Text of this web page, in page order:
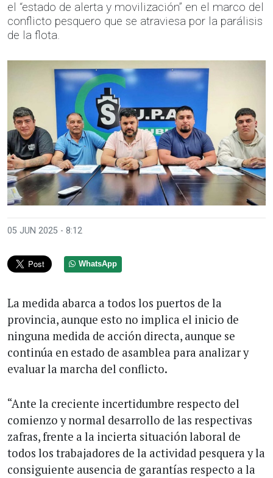
el “estado de alerta y movilización” en el marco del
conflicto pesquero que se atraviesa por la parálisis
de la flota.
05 JUN 2025 - 8:12
WhatsApp
La medida abarca a todos los puertos de la
provincia, aunque esto no implica el inicio de
ninguna medida de acción directa, aunque se
continúa en estado de asamblea para analizar y
evaluar la marcha del conflicto.
“Ante la creciente incertidumbre respecto del
comienzo y normal desarrollo de las respectivas
zafras, frente a la incierta situación laboral de
todos los trabajadores de la actividad pesquera y la
consiguiente ausencia de garantías respecto a la